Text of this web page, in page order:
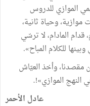
الموازي للدروس
وحياة ثانية،
المادام، لا ترسّي
للكلام المباح».
مقصدنا، وأخذ العيّاش
النهج الموازي»!.
عادل الأحمر